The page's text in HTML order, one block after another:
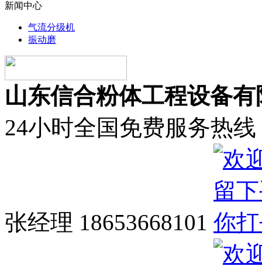
新闻中心
气流分级机
振动磨
山东信合粉体工程设备
24小时全国免费服务热线
张经理 18653668101